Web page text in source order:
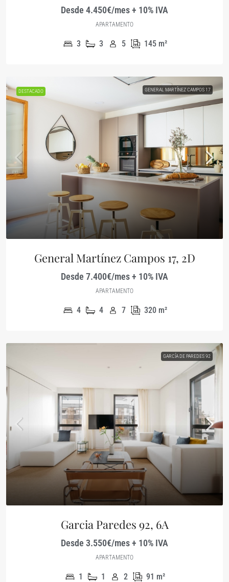
Desde 4.450€/mes + 10% IVA
APARTAMENTO
3 3 5 145 m²
DESTACADO GENERAL MARTÍNEZ CAMPOS 17
General Martínez Campos 17, 2D
Desde 7.400€/mes + 10% IVA
APARTAMENTO
4 4 7 320 m²
GARCÍA DE PAREDES 92
Garcia Paredes 92, 6A
Desde 3.550€/mes + 10% IVA
APARTAMENTO
1 1 2 91 m²